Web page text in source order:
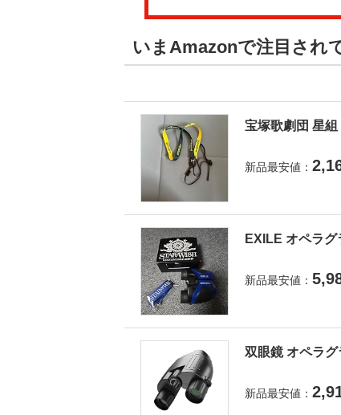
いまAmazonで注目され
宝塚歌劇団 星
新品最安値：
EXILE オペラグ
新品最安値：
双眼鏡 オペラ
新品最安値：